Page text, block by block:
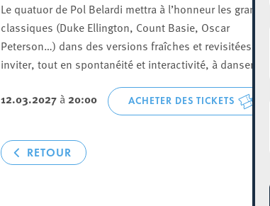
Le quatuor de Pol Belardi mettra à l’honneur les grands
classiques (Duke Ellington, Count Basie, Oscar
Peterson…) dans des versions fraîches et revisitées pour
inviter, tout en spontanéité et interactivité, à danser.
12.03.2027à 20:00 ACHETER DES TICKETS
RETOUR